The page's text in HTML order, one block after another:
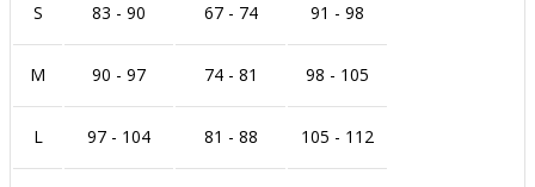
S 83 - 90 67 - 74 91 - 98
M 90 - 97 74 - 81 98 - 105
L 97 - 104 81 - 88 105 - 112